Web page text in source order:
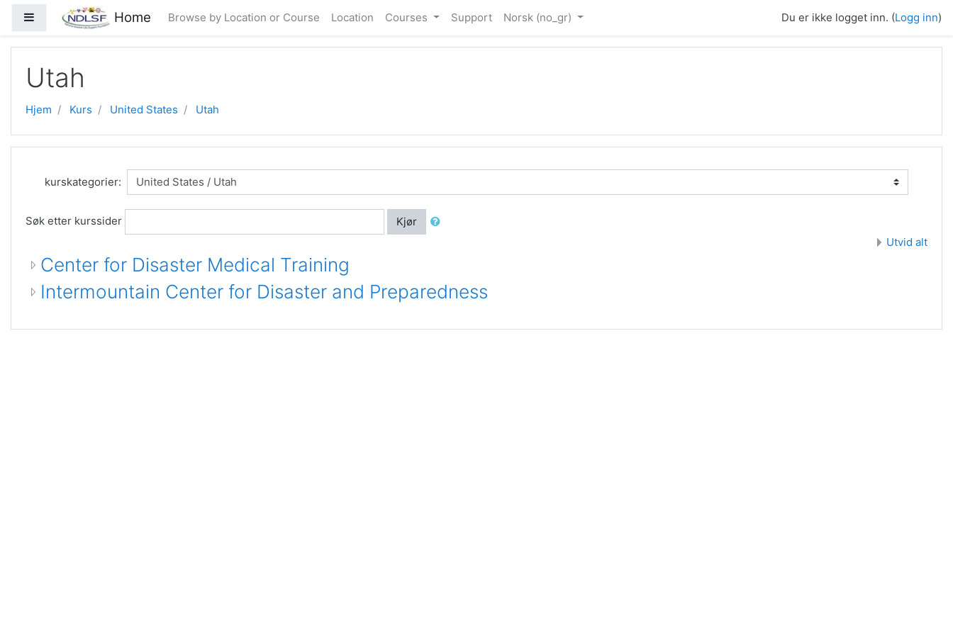
Gå til hovedinnhold
Sidepanel Home Browse by Location or Course Location Courses Support Norsk ‎(no_gr)‎ Du er ikke logget inn. (Logg inn)
Utah
Hjem Kurs United States Utah
kurskategorier:
Søk etter kurssider
Kjør
Utvid alt
Center for Disaster Medical Training
Intermountain Center for Disaster and Preparedness